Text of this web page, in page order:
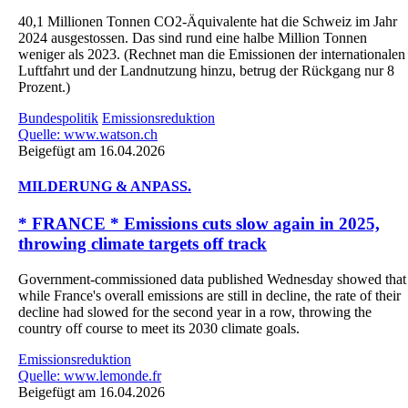
40,1 Millionen Tonnen CO2-Äquivalente hat die Schweiz im Jahr
2024 ausgestossen. Das sind rund eine halbe Million Tonnen
weniger als 2023. (Rechnet man die Emissionen der internationalen
Luftfahrt und der Landnutzung hinzu, betrug der Rückgang nur 8
Prozent.)
Bundespolitik Emissionsreduktion
Quelle: www.watson.ch
Beigefügt am 16.04.2026
MILDERUNG & ANPASS.
* FRANCE * Emissions cuts slow again in 2025,
throwing climate targets off track
Government-commissioned data published Wednesday showed that
while France's overall emissions are still in decline, the rate of their
decline had slowed for the second year in a row, throwing the
country off course to meet its 2030 climate goals.
Emissionsreduktion
Quelle: www.lemonde.fr
Beigefügt am 16.04.2026